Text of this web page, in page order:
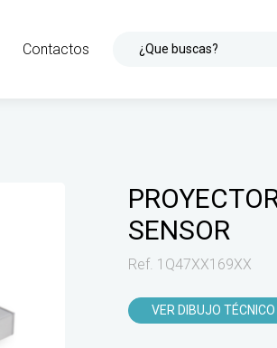
Contactos ¿Que buscas?
SENSOR
Ref. 1Q47XX169XX
VER DIBUJO TÉCNICO